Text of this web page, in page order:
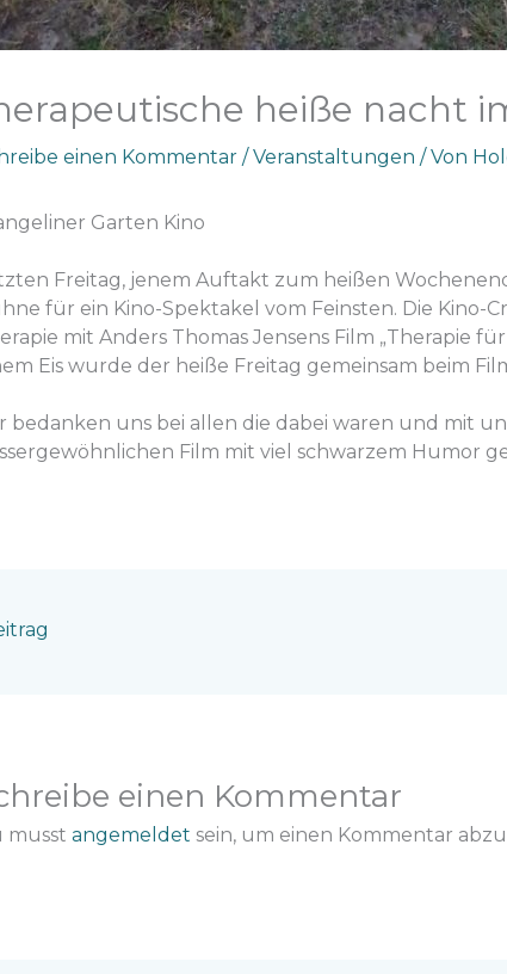
heiße nacht
einen Kommentar /Veranstaltungen / Von
Garten Kino
Freitag, jenem Auftakt zum heißen
für ein Kino-Spektakel vom Feinsten. Die
mit Anders Thomas Jensens Film „Therapie
Eis wurde der heiße Freitag gemeinsam beim
bedanken uns bei allen die dabei waren und mit
Film mit viel schwarzem Humor
einen Kommentar
musst angemeldet sein, um einen Kommentar